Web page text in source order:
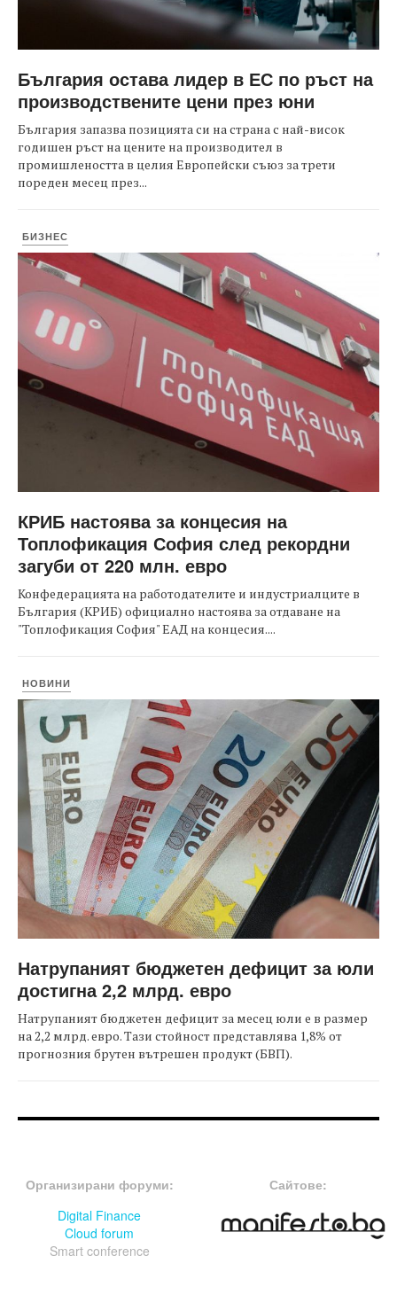
България остава лидер в ЕС по ръст на
производствените цени през юни
България запазва позицията си на страна с най-висок
годишен ръст на цените на производител в
промишлеността в целия Европейски съюз за трети
пореден месец през...
БИЗНЕС
КРИБ настоява за концесия на
Топлофикация София след рекордни
загуби от 220 млн. евро
Конфедерацията на работодателите и индустриалците в
България (КРИБ) официално настоява за отдаване на
"Топлофикация София" ЕАД на концесия....
НОВИНИ
Натрупаният бюджетен дефицит за юли
достигна 2,2 млрд. евро
Натрупаният бюджетен дефицит за месец юли е в размер
на 2,2 млрд. евро. Тази стойност представлява 1,8% от
прогнозния брутен вътрешен продукт (БВП).
Организирани форуми:
Digital Finance
Cloud forum
Smart conference
Сайтове: